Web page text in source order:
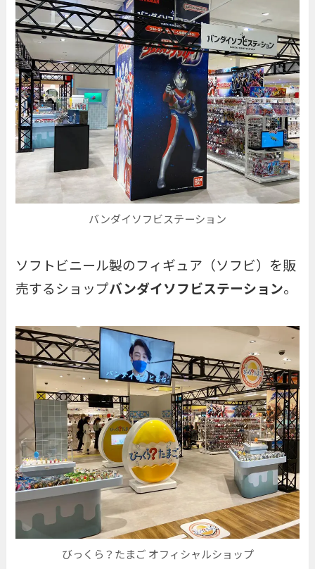
バンダイソフビステーション
ソフトビニール製のフィギュア（ソフビ）を販
売するショップバンダイソフビステーション。
びっくら？たまご オフィシャルショップ